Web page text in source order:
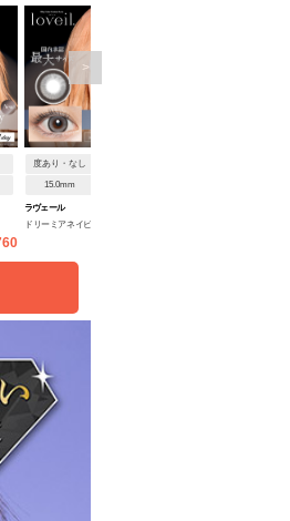
度あり・なし
15.0mm
ラヴェール
ドリーミアネイビー
>